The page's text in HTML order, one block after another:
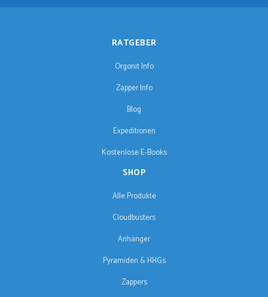
RATGEBER
Orgonit Info
Zapper Info
Blog
Expeditionen
Kostenlose E-Books
SHOP
Alle Produkte
Cloudbusters
Anhänger
Pyramiden & HHGs
Zappers